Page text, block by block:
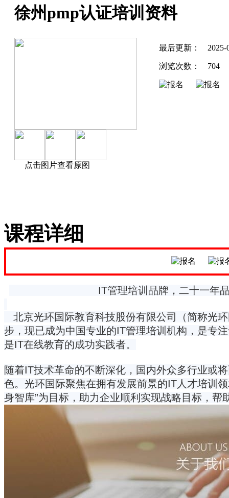
徐州pmp认证培训资料
点击图片查看原图
最后更新： 2025-
浏览次数： 704
课程详细
IT管理培训品牌，二十一年品
北京光环国际教育科技股份有限公司（简称光
步，现已成为中国专业的IT管理培训机构，是专
是IT在线教育的成功实践者。
随着IT技术革命的不断深化，国内外众多行业或
色。光环国际聚焦在拥有发展前景的IT人才培训
身智库”为目标，助力企业顺利实现战略目标，帮